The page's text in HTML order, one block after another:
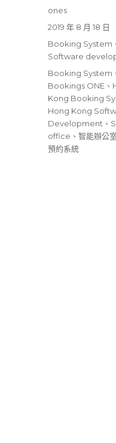
作
ones
發
2019 年 8 月 18 日
分
類
Booking System
Software
標
籤
Booking System
Bookings ONE 、
Kong Booking
Hong Kong
Development 、
office 、智能辦公室
預約系統